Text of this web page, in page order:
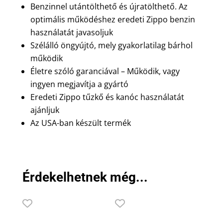
Benzinnel utántölthető és újratölthető. Az
optimális működéshez eredeti Zippo benzin
használatát javasoljuk
Szélálló öngyújtó, mely gyakorlatilag bárhol
működik
Életre szóló garanciával – Működik, vagy
ingyen megjavítja a gyártó
Eredeti Zippo tűzkő és kanóc használatát
ajánljuk
Az USA-ban készült termék
Érdekelhetnek még...